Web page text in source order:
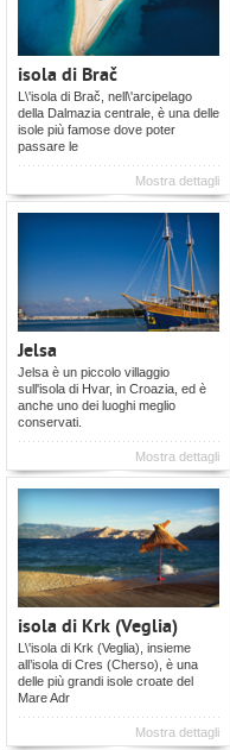
isola di Brač
L\'isola di Brač, nell\'arcipelago
della Dalmazia centrale, è una delle
isole più famose dove poter
passare le
Mostra dettagli
Jelsa
Jelsa è un piccolo villaggio
sull'isola di Hvar, in Croazia, ed è
anche uno dei luoghi meglio
conservati.
Mostra dettagli
isola di Krk (Veglia)
L\'isola di Krk (Veglia), insieme
all’isola di Cres (Cherso), è una
delle più grandi isole croate del
Mare Adr
Mostra dettagli